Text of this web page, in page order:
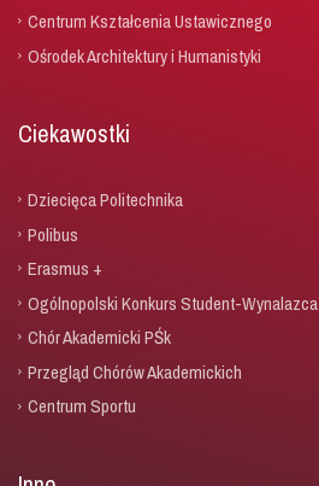
Centrum Kształcenia Ustawicznego
Ośrodek Architektury i Humanistyki
Ciekawostki
Dziecięca Politechnika
Polibus
Erasmus +
Ogólnopolski Konkurs Student-Wynalazca
Chór Akademicki PŚk
Przegląd Chórów Akademickich
Centrum Sportu